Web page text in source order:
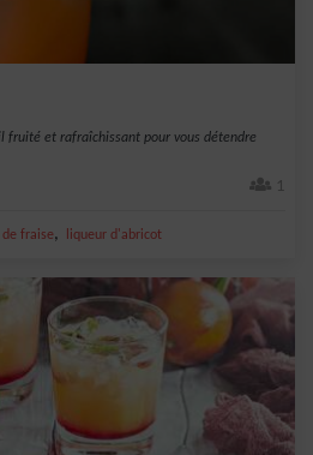
fruité et rafraîchissant pour vous détendre
1
de fraise, liqueur d'abricot